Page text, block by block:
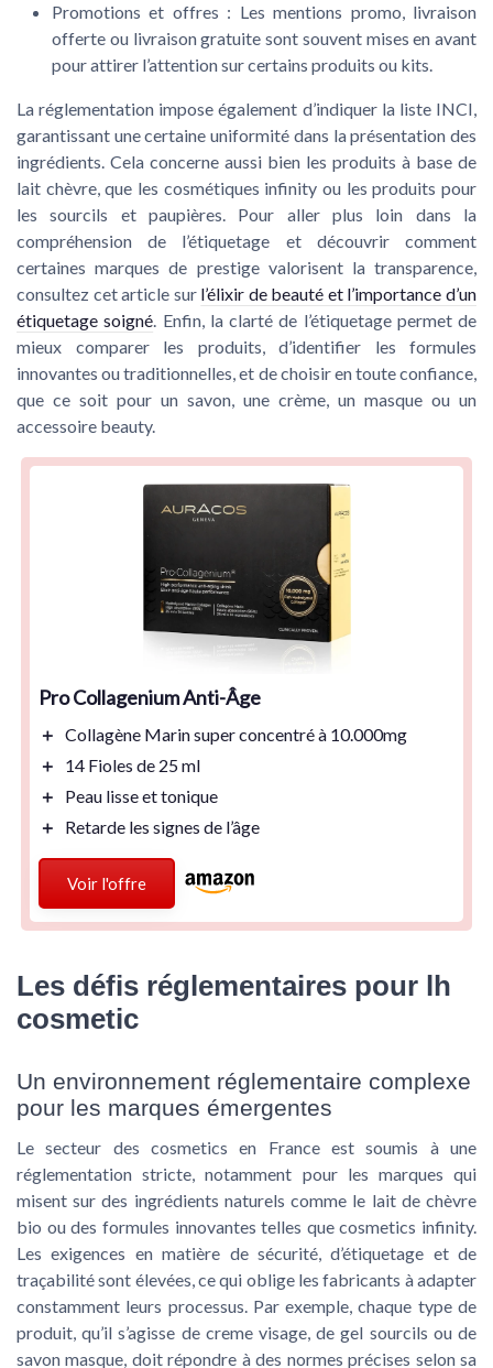
Promotions et offres : Les mentions promo, livraison
offerte ou livraison gratuite sont souvent mises en avant
pour attirer l’attention sur certains produits ou kits.
La réglementation impose également d’indiquer la liste INCI,
garantissant une certaine uniformité dans la présentation des
ingrédients. Cela concerne aussi bien les produits à base de
lait chèvre, que les cosmétiques infinity ou les produits pour
les sourcils et paupières. Pour aller plus loin dans la
compréhension de l’étiquetage et découvrir comment
certaines marques de prestige valorisent la transparence,
consultez cet article sur l’élixir de beauté et l’importance d’un
étiquetage soigné. Enfin, la clarté de l’étiquetage permet de
mieux comparer les produits, d’identifier les formules
innovantes ou traditionnelles, et de choisir en toute confiance,
que ce soit pour un savon, une crème, un masque ou un
accessoire beauty.
Pro Collagenium Anti-Âge
＋ Collagène Marinsuper concentré à 10.000mg
＋
14 Fioles de 25 ml
＋
Peau lisseettonique
＋
Retarde les signes de l’âge
Voir l'offre
Les défis réglementaires pour lh
cosmetic
Un environnement réglementaire complexe
pour les marques émergentes
Le secteur des cosmetics en France est soumis à une
réglementation stricte, notamment pour les marques qui
misent sur des ingrédients naturels comme le lait de chèvre
bio ou des formules innovantes telles que cosmetics infinity.
Les exigences en matière de sécurité, d’étiquetage et de
traçabilité sont élevées, ce qui oblige les fabricants à adapter
constamment leurs processus. Par exemple, chaque type de
produit, qu’il s’agisse de creme visage, de gel sourcils ou de
savon masque, doit répondre à des normes précises selon sa